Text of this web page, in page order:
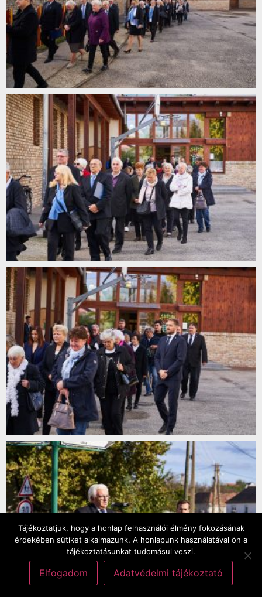
Tájékoztatjuk, hogy a honlap felhasználói élmény fokozásának
érdekében sütiket alkalmazunk. A honlapunk használatával ön a
tájékoztatásunkat tudomásul veszi.
Elfogadom Adatvédelmi tájékoztató